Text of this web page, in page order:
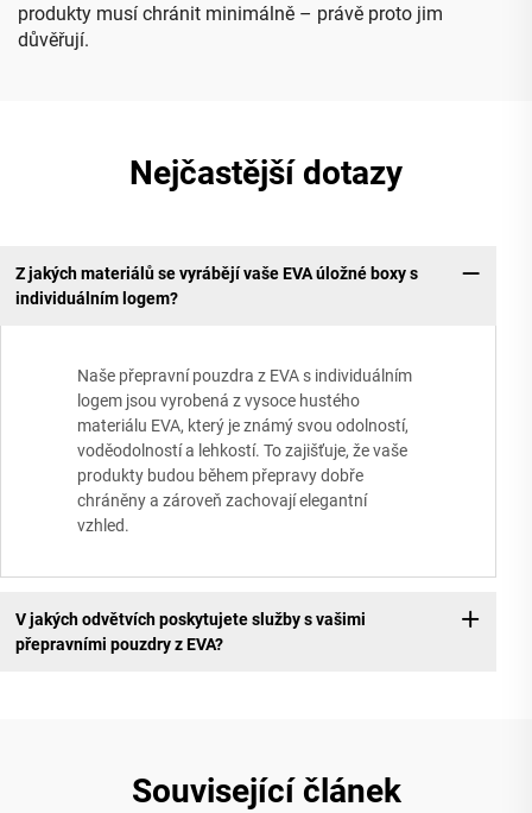
produkty musí chránit minimálně – právě proto jim
důvěřují.
Nejčastější dotazy
Z jakých materiálů se vyrábějí vaše EVA úložné boxy s
individuálním logem?
Naše přepravní pouzdra z EVA s individuálním
logem jsou vyrobená z vysoce hustého
materiálu EVA, který je známý svou odolností,
voděodolností a lehkostí. To zajišťuje, že vaše
produkty budou během přepravy dobře
chráněny a zároveň zachovají elegantní
vzhled.
V jakých odvětvích poskytujete služby s vašimi
přepravními pouzdry z EVA?
Související článek